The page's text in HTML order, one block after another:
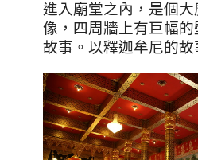
進入廟堂之內，是個
像，四周牆上有巨幅
故事。以釋迦牟尼的故